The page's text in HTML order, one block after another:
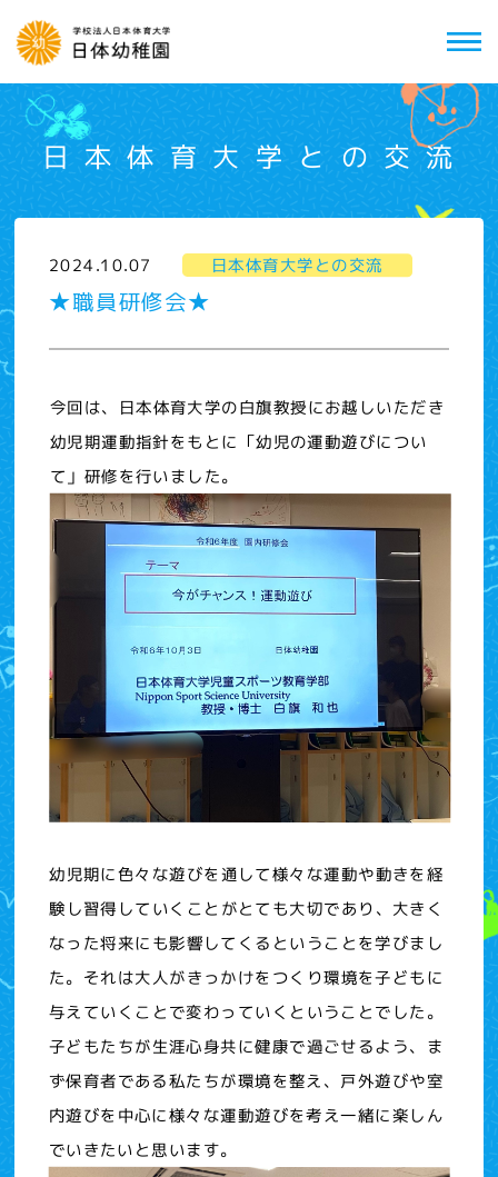
日本体育大学との交流
2024.10.07 日本体育大学との交流
★職員研修会★
今回は、日本体育大学の白旗教授にお越しいただき
幼児期運動指針をもとに「幼児の運動遊びについ
て」研修を行いました。
幼児期に色々な遊びを通して様々な運動や動きを経
験し習得していくことがとても大切であり、大きく
なった将来にも影響してくるということを学びまし
た。それは大人がきっかけをつくり環境を子どもに
与えていくことで変わっていくということでした。
子どもたちが生涯心身共に健康で過ごせるよう、ま
ず保育者である私たちが環境を整え、戸外遊びや室
内遊びを中心に様々な運動遊びを考え一緒に楽しん
でいきたいと思います。